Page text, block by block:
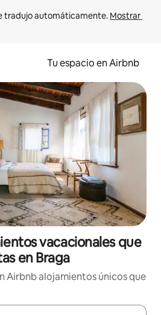
tradujo automáticamente. Mostrar
Tu espacio en Airbnb
vacacionales que
en Braga
Airbnb alojamientos únicos que